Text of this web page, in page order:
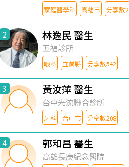
家庭醫學科 高雄市 分享數2
2 林逸民 醫生
五福診所
眼科 宜蘭縣 分享數542
3 黃汝萍 醫生
台中光流聯合診所
牙科 台中市 分享數208
4 郭和昌 醫生
高雄長庚紀念醫院